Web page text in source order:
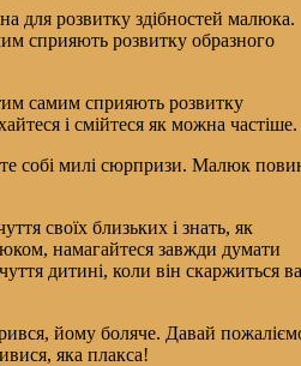
для розвитку здібностей малюка.
сприяють розвитку образного
самим сприяють розвитку
і смійтеся як можна частіше.
собі милі сюрпризи. Малюк
своїх близьких і знать, як
намагайтеся завжди думати
дитині, коли він скаржиться
йому боляче. Давай
яка плакса!